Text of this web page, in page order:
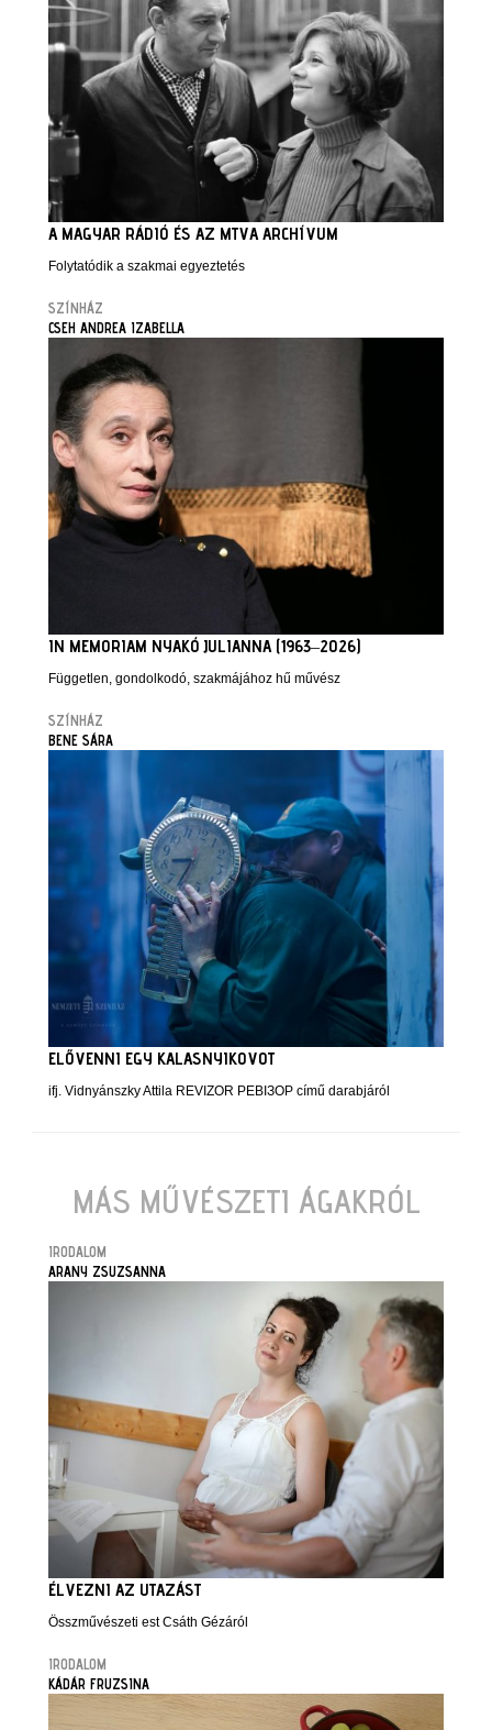
A MAGYAR RÁDIÓ ÉS AZ MTVA ARCHÍVUM
Folytatódik a szakmai egyeztetés
SZÍNHÁZ
CSEH ANDREA IZABELLA
IN MEMORIAM NYAKÓ JULIANNA (1963–2026)
Független, gondolkodó, szakmájához hű művész
SZÍNHÁZ
BENE SÁRA
ELŐVENNI EGY KALASNYIKOVOT
ifj. Vidnyánszky Attila REVIZOR РЕВІЗОР című darabjáról
MÁS MŰVÉSZETI ÁGAKRÓL
IRODALOM
ARANY ZSUZSANNA
ÉLVEZNI AZ UTAZÁST
Összművészeti est Csáth Gézáról
IRODALOM
KÁDÁR FRUZSINA